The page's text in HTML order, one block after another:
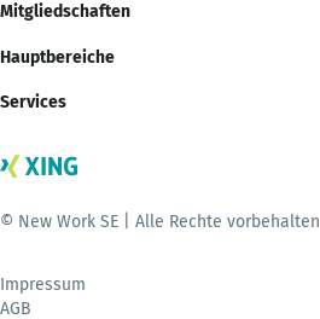
Mitgliedschaften
Hauptbereiche
Services
© New Work SE | Alle Rechte vorbehalten
Impressum
AGB